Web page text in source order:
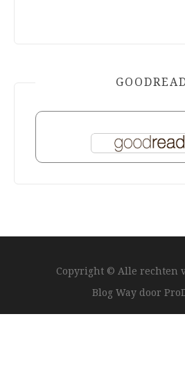
Copyright © Alle rechten
Blog Way door